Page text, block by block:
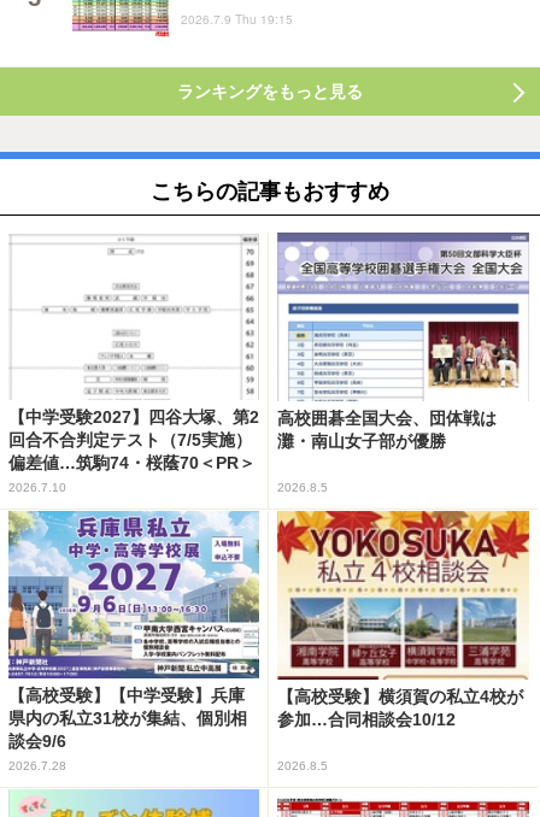
2026.7.9 Thu 19:15
ランキングをもっと見る
こちらの記事もおすすめ
【中学受験2027】四谷大塚、第2
回合不合判定テスト（7/5実施）
偏差値…筑駒74・桜蔭70＜PR＞
2026.7.10
高校囲碁全国大会、団体戦は
灘・南山女子部が優勝
2026.8.5
【高校受験】【中学受験】兵庫
県内の私立31校が集結、個別相
談会9/6
2026.7.28
【高校受験】横須賀の私立4校が
参加…合同相談会10/12
2026.8.5